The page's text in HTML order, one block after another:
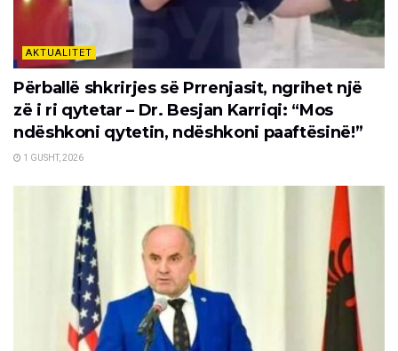
AKTUALITET
Përballë shkrirjes së Prrenjasit, ngrihet një
zë i ri qytetar – Dr. Besjan Karriqi: “Mos
ndëshkoni qytetin, ndëshkoni paaftësinë!”
1 GUSHT, 2026